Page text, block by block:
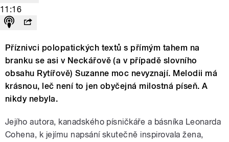
11:16
Příznivci polopatických textů s přímým tahem na
branku se asi v Neckářově (a v případě slovního
obsahu Rytířově) Suzanne moc nevyznají. Melodii má
krásnou, leč není to jen obyčejná milostná píseň. A
nikdy nebyla.
Jejího autora, kanadského písničkáře a básníka Leonarda
Cohena, k jejímu napsání skutečně inspirovala žena,